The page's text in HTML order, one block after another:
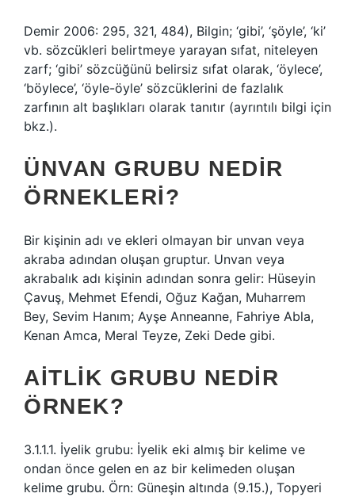
Demir 2006: 295, 321, 484), Bilgin; ‘gibi’, ‘şöyle’, ‘ki’
vb. sözcükleri belirtmeye yarayan sıfat, niteleyen
zarf; ‘gibi’ sözcüğünü belirsiz sıfat olarak, ‘öylece’,
‘böylece’, ‘öyle-öyle’ sözcüklerini de fazlalık
zarfının alt başlıkları olarak tanıtır (ayrıntılı bilgi için
bkz.).
ÜNVAN GRUBU NEDIR
ÖRNEKLERI?
Bir kişinin adı ve ekleri olmayan bir unvan veya
akraba adından oluşan gruptur. Unvan veya
akrabalık adı kişinin adından sonra gelir: Hüseyin
Çavuş, Mehmet Efendi, Oğuz Kağan, Muharrem
Bey, Sevim Hanım; Ayşe Anneanne, Fahriye Abla,
Kenan Amca, Meral Teyze, Zeki Dede gibi.
AITLIK GRUBU NEDIR
ÖRNEK?
3.1.1.1. İyelik grubu: İyelik eki almış bir kelime ve
ondan önce gelen en az bir kelimeden oluşan
kelime grubu. Örn: Güneşin altında (9.15.), Topyeri